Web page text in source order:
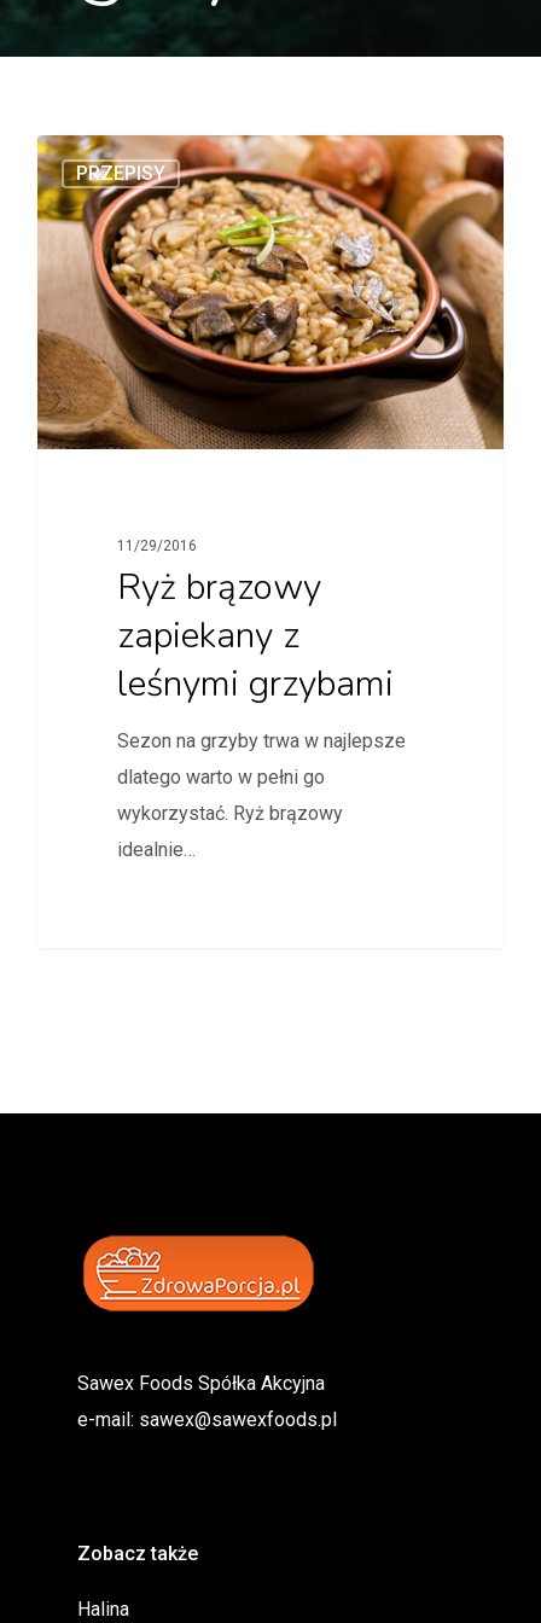
PRZEPISY
11/29/2016
Ryż brązowy
zapiekany z
leśnymi grzybami
Sezon na grzyby trwa w najlepsze
dlatego warto w pełni go
wykorzystać. Ryż brązowy
idealnie…
Sawex Foods Spółka Akcyjna
e-mail: sawex@sawexfoods.pl
Zobacz także
Halina